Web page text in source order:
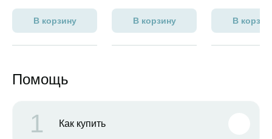
В корзину В корзину В
Помощь
1 Как купить